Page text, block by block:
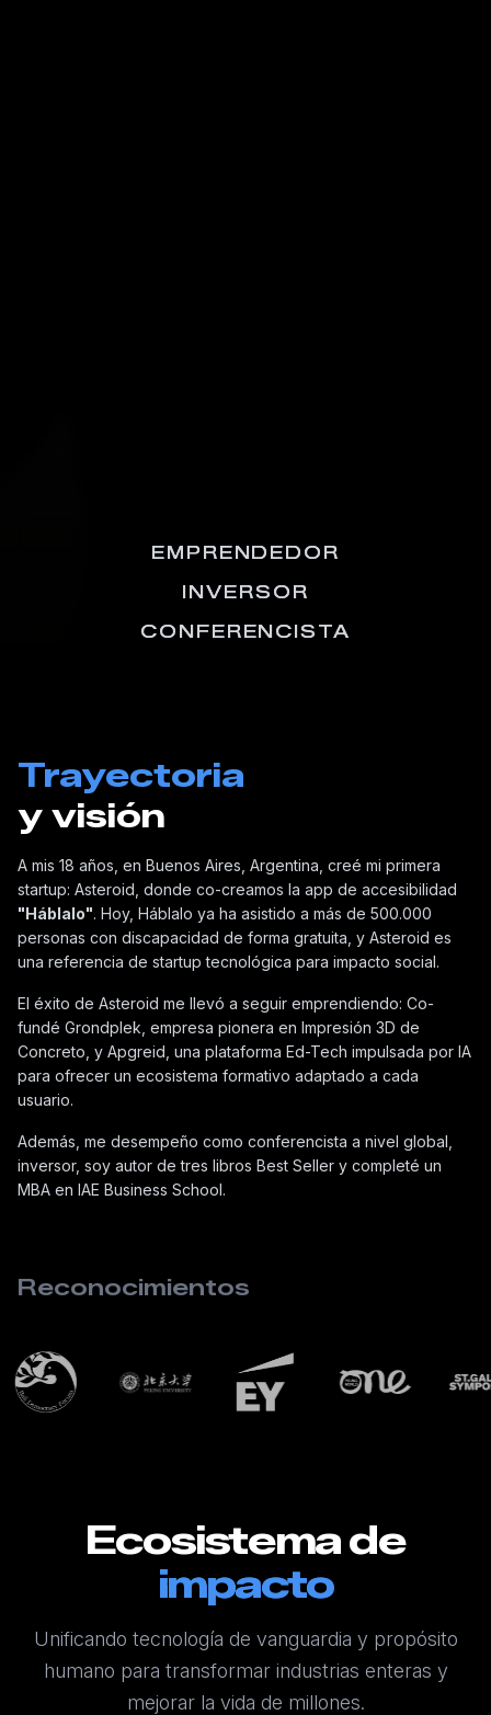
EMPRENDEDOR
INVERSOR
CONFERENCISTA
Trayectoria
y visión
A mis 18 años, en Buenos Aires, Argentina, creé mi primera
startup: Asteroid, donde co-creamos la app de accesibilidad
"Háblalo". Hoy, Háblalo ya ha asistido a más de 500.000
personas con discapacidad de forma gratuita, y Asteroid es
una referencia de startup tecnológica para impacto social.
El éxito de Asteroid me llevó a seguir emprendiendo: Co-
fundé Grondplek, empresa pionera en Impresión 3D de
Concreto, y Apgreid, una plataforma Ed-Tech impulsada por IA
para ofrecer un ecosistema formativo adaptado a cada
usuario.
Además, me desempeño como conferencista a nivel global,
inversor, soy autor de tres libros Best Seller y completé un
MBA en IAE Business School.
Reconocimientos
Ecosistema de
impacto
Unificando tecnología de vanguardia y propósito
humano para transformar industrias enteras y
mejorar la vida de millones.